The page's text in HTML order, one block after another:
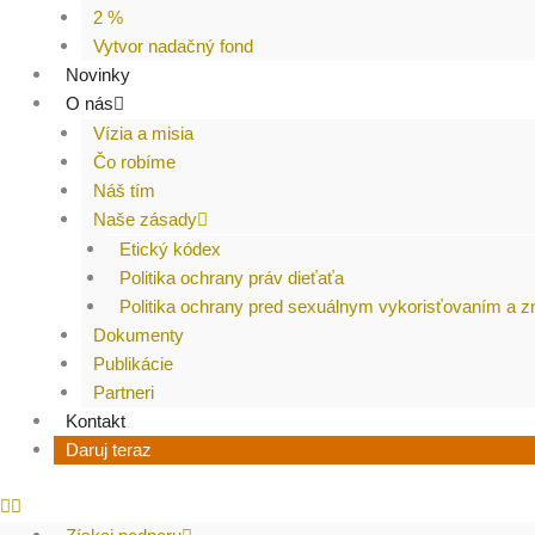
2 %
Vytvor nadačný fond
Novinky
O nás
Vízia a misia
Čo robíme
Náš tím
Naše zásady
Etický kódex
Politika ochrany práv dieťaťa
Politika ochrany pred sexuálnym vykorisťovaním a
Dokumenty
Publikácie
Partneri
Kontakt
Daruj teraz